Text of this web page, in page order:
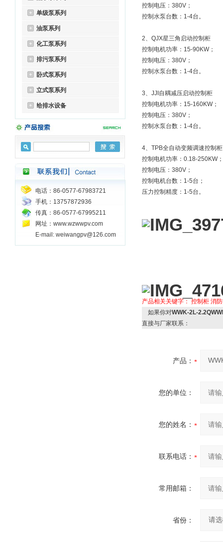
单级泵系列
油泵系列
化工泵系列
排污泵系列
卧式泵系列
立式泵系列
给排水设备
电话：86-0577-67983721
手机：13757872936
传真：86-0577-67995211
网址：www.wzwwpv.com
E-mail: weiwangpv@126.com
控制电压：380V；
控制水泵台数：1-4台。
2、QJX星三角启动控制柜
控制电机功率：15-90KW；
控制电压：380V；
控制水泵台数：1-4台。
3、JJI自耦减压启动控制柜
控制电机功率：15-160KW；
控制电压：380V；
控制水泵台数：1-4台。
4、TPB全自动变频调速控制柜
控制电机功率：0.18-250KW；
控制电压：380V；
控制电机台数：1-5台；
压力控制精度：1-5台。
产品相关关键字： 控制柜 消
如果你对WWK-2L-
直接与厂家联系：
产品：
您的单位：
您的姓名：
联系电话：
常用邮箱：
省份：